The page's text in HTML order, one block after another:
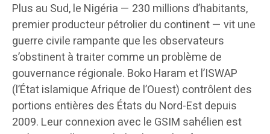
Plus au Sud, le Nigéria — 230 millions d’habitants,
premier producteur pétrolier du continent — vit une
guerre civile rampante que les observateurs
s’obstinent à traiter comme un problème de
gouvernance régionale. Boko Haram et l’ISWAP
(l’État islamique Afrique de l’Ouest) contrôlent des
portions entières des États du Nord-Est depuis
2009. Leur connexion avec le GSIM sahélien est